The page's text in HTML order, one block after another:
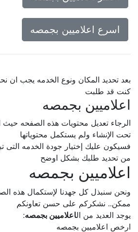
اسرع اعلاميين بجمصه
بعد تحديد المكان ونوع الخدمه يجب ان
كنت قد طلبت
اعلاميين بجمصه
الرجاء تعديل محتويات هذه الصفحه حيث
تحت الإنشاء ولم يستكمل محتوياتها
فسيكون عليك إختيار جودة الخدمه التى
من تحديد طلبك بشكل اوضح
اعلاميين بجمصه
ونحن سنبذل كل جهدنا لإستكمال هذه
ممكن.. نشكركم على حسن تعاونكم
يوجد العديد من ال اعلاميين بجمصه:
ارخص اعلاميين بجمصه